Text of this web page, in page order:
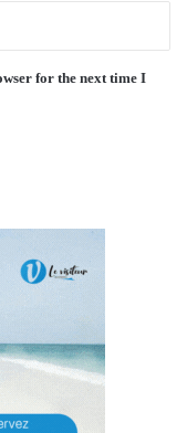
for the next time I